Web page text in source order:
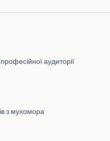
аудиторії
з мухомора